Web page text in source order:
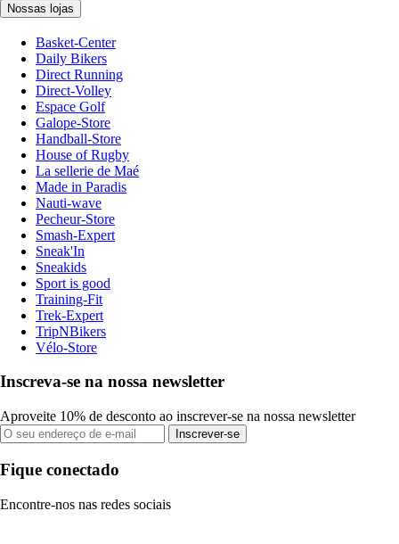
Nossas lojas
Basket-Center
Daily Bikers
Direct Running
Direct-Volley
Espace Golf
Galope-Store
Handball-Store
House of Rugby
La sellerie de Maé
Made in Paradis
Nauti-wave
Pecheur-Store
Smash-Expert
Sneak'In
Sneakids
Sport is good
Training-Fit
Trek-Expert
TripNBikers
Vélo-Store
Inscreva-se na nossa newsletter
Aproveite 10% de desconto ao inscrever-se na nossa newsletter
Inscrever-se
Fique conectado
Encontre-nos nas redes sociais